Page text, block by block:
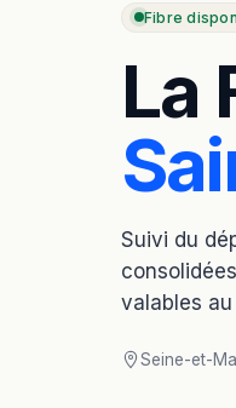
Fibre
La
Suivi du
valables au
Seine-et-